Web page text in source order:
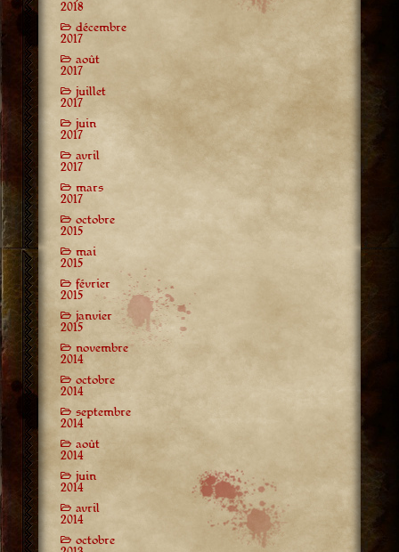
2018
décembre
2017
août
2017
juillet
2017
juin
2017
avril
2017
mars
2017
octobre
2015
mai
2015
février
2015
janvier
2015
novembre
2014
octobre
2014
septembre
2014
août
2014
juin
2014
avril
2014
octobre